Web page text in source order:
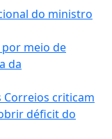
do ministro
meio de
da
criticam
déficit do